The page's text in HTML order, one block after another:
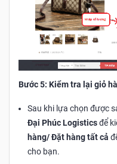
Bước 5: Kiểm tra lại giỏ
Sau khi lựa chọn được
Đại Phúc Logisticsđể
hàng/ Đặt hàng tất cả
cho bạn.